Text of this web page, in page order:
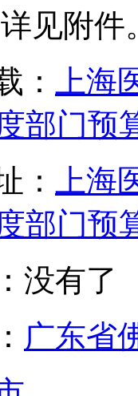
见附件
：
上
部门预
：
上
部门预
没有了
广东省